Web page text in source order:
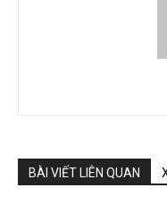
BÀI VIẾT LIÊN QUAN